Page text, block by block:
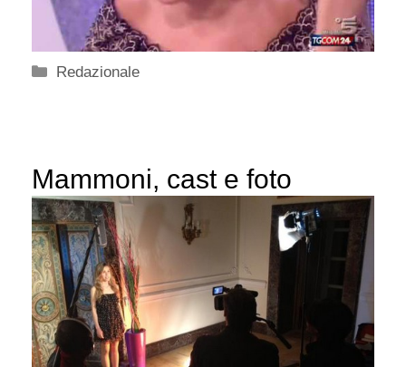
Categorie
Redazionale
Mammoni, cast e foto